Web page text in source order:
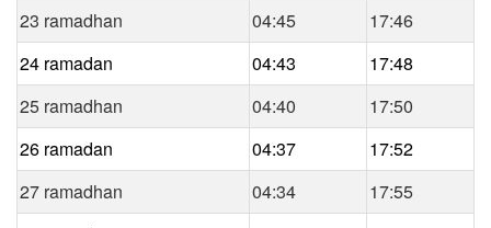
23 ramadhan
04:45
17:46
24 ramadan
04:43
17:48
25 ramadhan
04:40
17:50
26 ramadan
04:37
17:52
27 ramadhan
04:34
17:55